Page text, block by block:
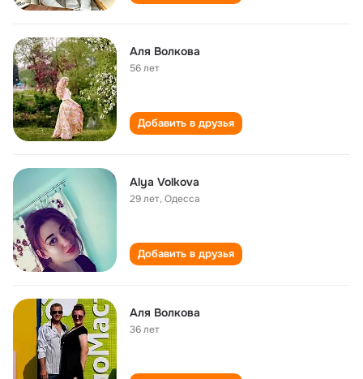
Аля Волкова
56 лет
Добавить в друзья
Alya Volkova
29 лет,Одесса
Добавить в друзья
Аля Волкова
36 лет